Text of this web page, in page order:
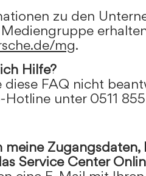
zu den
mg.
Hilfe?
diese FAQ nicht
Hotline unter 0511
meine
Service Center